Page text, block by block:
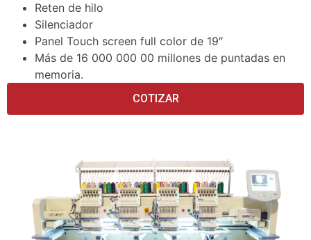
Reten de hilo
Silenciador
Panel Touch screen full color de 19″
Más de 16 000 000 00 millones de puntadas en
memoria.
COTIZAR